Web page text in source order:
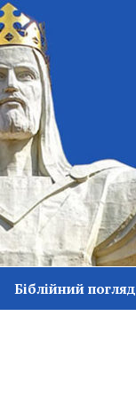
Біблійний погляд